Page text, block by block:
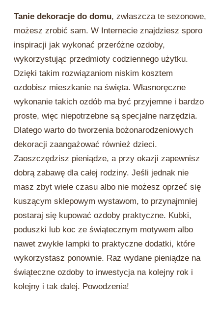
Tanie dekoracje do domu, zwłaszcza te sezonowe,
możesz zrobić sam. W Internecie znajdziesz sporo
inspiracji jak wykonać przeróżne ozdoby,
wykorzystując przedmioty codziennego użytku.
Dzięki takim rozwiązaniom niskim kosztem
ozdobisz mieszkanie na święta. Własnoręczne
wykonanie takich ozdób ma być przyjemne i bardzo
proste, więc niepotrzebne są specjalne narzędzia.
Dlatego warto do tworzenia bożonarodzeniowych
dekoracji zaangażować również dzieci.
Zaoszczędzisz pieniądze, a przy okazji zapewnisz
dobrą zabawę dla całej rodziny. Jeśli jednak nie
masz zbyt wiele czasu albo nie możesz oprzeć się
kuszącym sklepowym wystawom, to przynajmniej
postaraj się kupować ozdoby praktyczne. Kubki,
poduszki lub koc ze świątecznym motywem albo
nawet zwykłe lampki to praktyczne dodatki, które
wykorzystasz ponownie. Raz wydane pieniądze na
świąteczne ozdoby to inwestycja na kolejny rok i
kolejny i tak dalej. Powodzenia!